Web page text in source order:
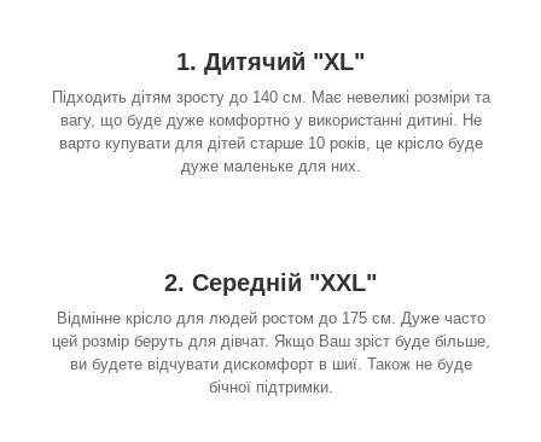
1. Дитячий "XL"
Підходить дітям зросту до 140 см. Має невеликі розміри та
вагу, що буде дуже комфортно у використанні дитині. Не
варто купувати для дітей старше 10 років, це крісло буде
дуже маленьке для них.
2. Середній "XXL"
Відмінне крісло для людей ростом до 175 см. Дуже часто
цей розмір беруть для дівчат. Якщо Ваш зріст буде більше,
ви будете відчувати дискомфорт в шиї. Також не буде
бічної підтримки.